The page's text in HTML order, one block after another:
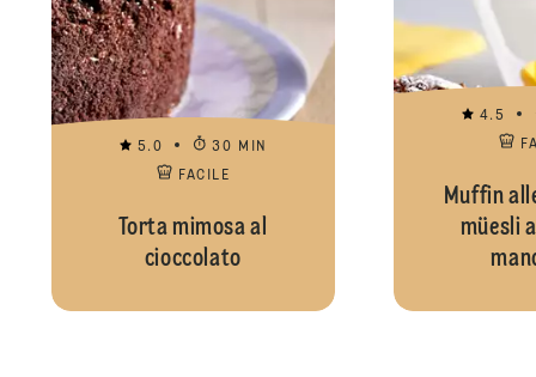
5.0
30 MIN
FACILE
Torta mimosa al
cioccolato
4.5
Muffin
müesli